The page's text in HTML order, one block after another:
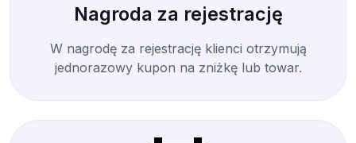
Nagroda za rejestrację
W nagrodę za rejestrację klienci otrzymują
jednorazowy kupon na zniżkę lub towar.